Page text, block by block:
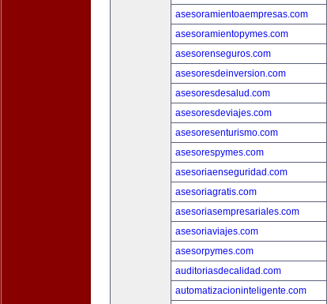
asesoramientoaempresas.com
asesoramientopymes.com
asesorenseguros.com
asesoresdeinversion.com
asesoresdesalud.com
asesoresdeviajes.com
asesoresenturismo.com
asesorespymes.com
asesoriaenseguridad.com
asesoriagratis.com
asesoriasempresariales.com
asesoriaviajes.com
asesorpymes.com
auditoriasdecalidad.com
automatizacioninteligente.com